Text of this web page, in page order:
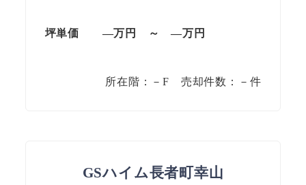
坪単価 —万円 ～—万円
所在階：－F 売却件数：－件
GSハイム長者町幸山